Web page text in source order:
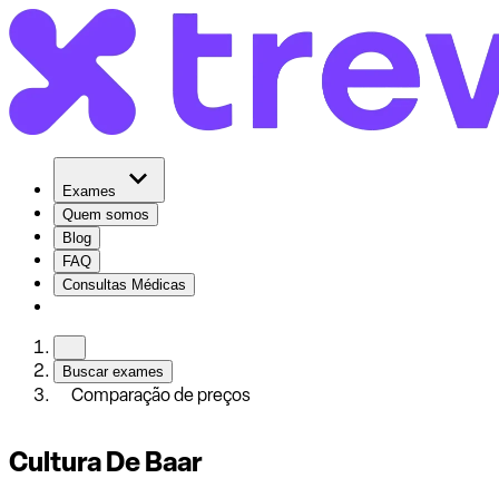
Exames
Quem somos
Blog
FAQ
Consultas Médicas
Buscar exames
Comparação de preços
Cultura De Baar